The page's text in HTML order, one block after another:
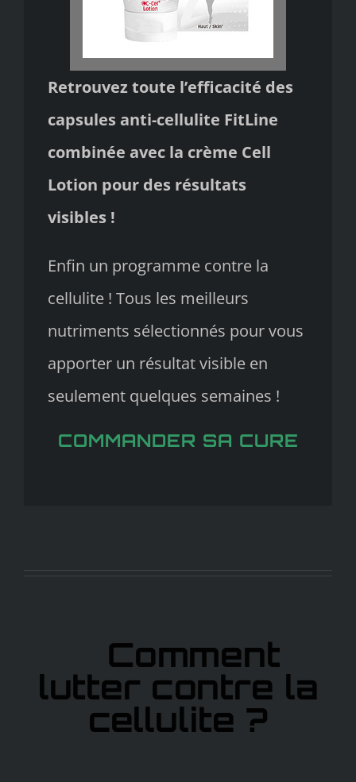
Retrouvez toute l’efficacité des
capsules anti-cellulite FitLine
combinée avec la crème Cell
Lotion pour des résultats
visibles !
Enfin un programme contre la
cellulite ! Tous les meilleurs
nutriments sélectionnés pour vous
apporter un résultat visible en
seulement quelques semaines !
COMMANDER SA CURE
Comment
lutter contre la
cellulite ?